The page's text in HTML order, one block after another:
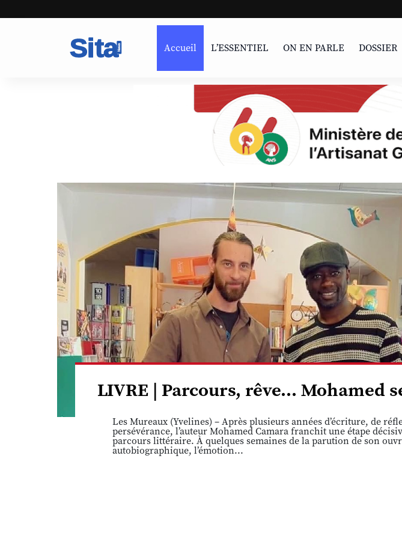
Accueil L’ESSENTIEL ON EN PARLE DOSSIER
LIVRE | Parcours, rêve... Mohamed
Les Mureaux (Yvelines) – Après plusieurs années d’écriture, de
persévérance, l’auteur Mohamed Camara franchit une étape
parcours littéraire. À quelques semaines de la parution de son
autobiographique, l’émotion...